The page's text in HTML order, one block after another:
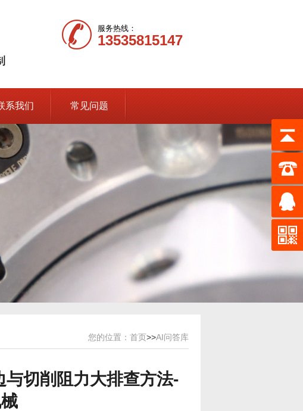
服务热线：
13535815147
系我们 常见问题
您的位置： 首页>>AI问答库
切削阻力大排查方法-